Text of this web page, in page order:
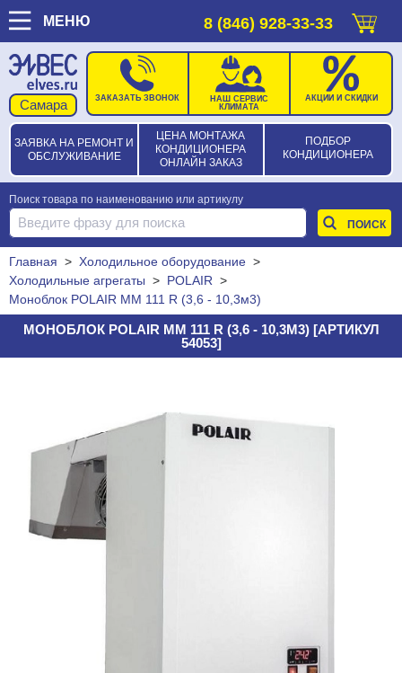
МЕНЮ 8 (846) 928-33-33
ЗАЯВКА НА РЕМОНТ И
ОБСЛУЖИВАНИЕ
ЦЕНА МОНТАЖА
КОНДИЦИОНЕРА
ОНЛАЙН ЗАКАЗ
ПОДБОР
КОНДИЦИОНЕРА
ЗАКАЗАТЬ ЗВОНОК
НАШ СЕРВИС
КЛИМАТА
АКЦИИ И СКИДКИ
Поиск товара по наименованию или артикулу
Главная > Холодильное оборудование >
Холодильные агрегаты > POLAIR >
Моноблок POLAIR MM 111 R (3,6 - 10,3м3)
МОНОБЛОК POLAIR MM 111 R (3,6 - 10,3М3) [АРТИКУЛ
54053]